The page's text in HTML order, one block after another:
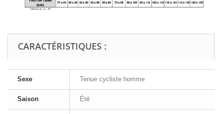
CARACTÉRISTIQUES :
Sexe Tenue cycliste homme
Saison Été